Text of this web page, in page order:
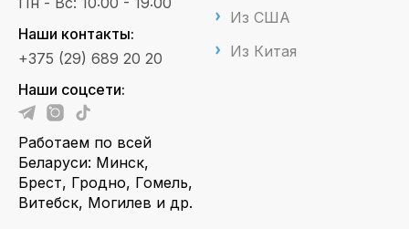
Наши контакты:
+375 (29) 689 20 20
Наши соцсети:
Работаем по всей
Беларуси: Минск,
Брест, Гродно, Гомель,
Витебск, Могилев и др.
Из США
Из Китая